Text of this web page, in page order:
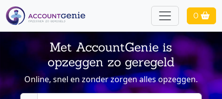
0
Met AccountGenie is
opzeggen zo geregeld
Online, snel en zonder zorgen alles opzeggen.